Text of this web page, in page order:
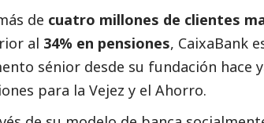
de cuatro millones de clientes
al 34% en pensiones, CaixaBank
sénior desde su fundación hace
para la Vejez y el Ahorro.